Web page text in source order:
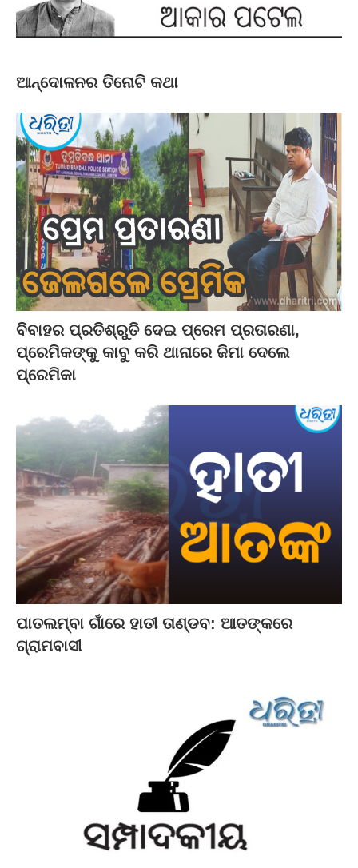
ଆନ୍ଦୋଳନର ତିନୋଟି କଥା
ବିବାହର ପ୍ରତିଶ୍ରୁତି ଦେଇ ପ୍ରେମ ପ୍ରତାରଣା,
ପ୍ରେମିକଙ୍କୁ କାବୁ କରି ଥାନାରେ ଜିମା ଦେଲେ
ପ୍ରେମିକା
ପାତଲମ୍ବା ଗାଁରେ ହାତୀ ତାଣ୍ଡବ: ଆତଙ୍କରେ
ଗ୍ରାମବାସୀ